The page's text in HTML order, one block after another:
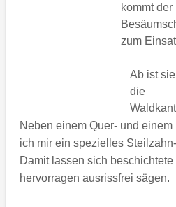
kommt der
zum
Ab ist
die
Neben einem Quer- und
ich mir ein spezielles
Damit lassen sich
hervorragen ausrissfrei sägen.